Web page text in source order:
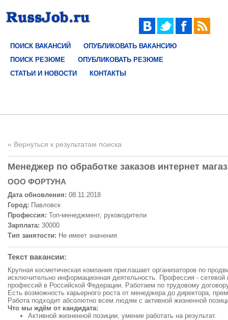
ПОИСК ВАКАНСИЙ
ОПУБЛИКОВАТЬ ВАКАНСИЮ
ПОИСК РЕЗЮМЕ
ОПУБЛИКОВАТЬ РЕЗЮМЕ
СТАТЬИ И НОВОСТИ
КОНТАКТЫ
« Вернуться к результатам поиска
Менеджер по обработке заказов интернет
ООО ФОРТУНА
Дата обновления: 08.11.2018
Город: Павловск
Профессия: Топ-менеджмент, руководители
Зарплата: 30000
Тип занятости: Не имеет значения
Текст вакансии:
Крупная косметическая компания приглашает организаторов по
исключительно информационная деятельность. Профессия -
профессий в Российской Федерации. Работаем по трудовому
Есть возможность карьерного роста от менеджера до директора,
Работа подходит абсолютно всем людям с активной жизненной
Что мы ждём от кандидата:
Активной жизненной позиции, умение работать на результат.